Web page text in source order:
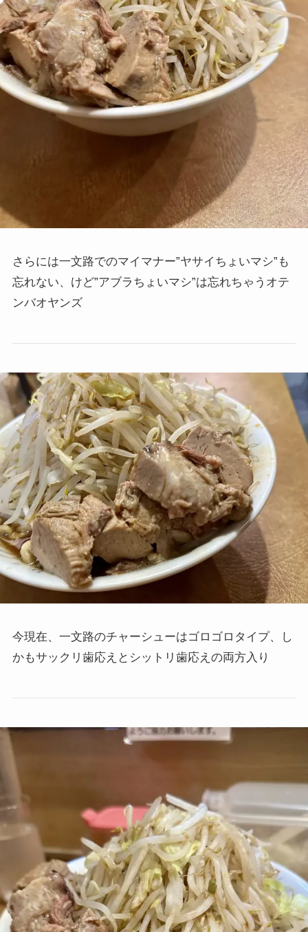
さらには一文路でのマイマナー”ヤサイちょいマシ”も
忘れない、けど”アブラちょいマシ”は忘れちゃうオテ
ンバオヤンズ
今現在、一文路のチャーシューはゴロゴロタイプ、し
かもサックリ歯応えとシットリ歯応えの両方入り